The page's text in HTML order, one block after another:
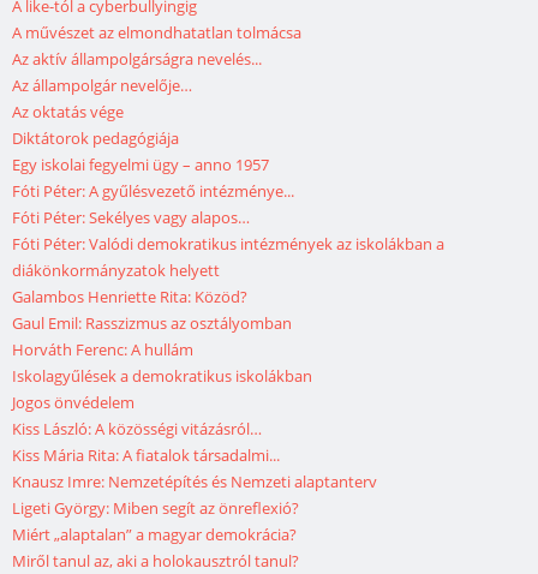
A like-tól a cyberbullyingig
A művészet az elmondhatatlan tolmácsa
Az aktív állampolgárságra nevelés...
Az állampolgár nevelője…
Az oktatás vége
Diktátorok pedagógiája
Egy iskolai fegyelmi ügy – anno 1957
Fóti Péter: A gyűlésvezető intézménye...
Fóti Péter: Sekélyes vagy alapos…
Fóti Péter: Valódi demokratikus intézmények az iskolákban a
diákönkormányzatok helyett
Galambos Henriette Rita: Közöd?
Gaul Emil: Rasszizmus az osztályomban
Horváth Ferenc: A hullám
Iskolagyűlések a demokratikus iskolákban
Jogos önvédelem
Kiss László: A közösségi vitázásról…
Kiss Mária Rita: A fiatalok társadalmi...
Knausz Imre: Nemzetépítés és Nemzeti alaptanterv
Ligeti György: Miben segít az önreflexió?
Miért „alaptalan” a magyar demokrácia?
Miről tanul az, aki a holokausztról tanul?